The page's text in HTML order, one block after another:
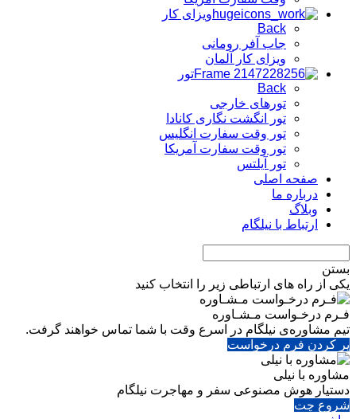
ویزای کار
Back
جاب آفر رومانی
ویزای کار آلمان
تور
Back
تورهای خارجی
تور انگشت نگاری کانادا
تور وقت سفارت انگلیس
تور وقت سفارت آمریکا
تور آیلتس
صفحه اصلی
درباره ما
وبلاگ
ارتباط با نیلگام
بستن
یکی از راه های ارتباطی زیر را انتخاب کنید
فـرم درخـواست مـشـاوره
تیم مشاوره‌ی نیلگام در اسرع وقت با شما تماس خواهند گرفت.
پر کردن فرم درخواست
مشاوره با نیلی
دستیار هوش مصنوعی سفر و مهاجرت نیلگام
شروع چت